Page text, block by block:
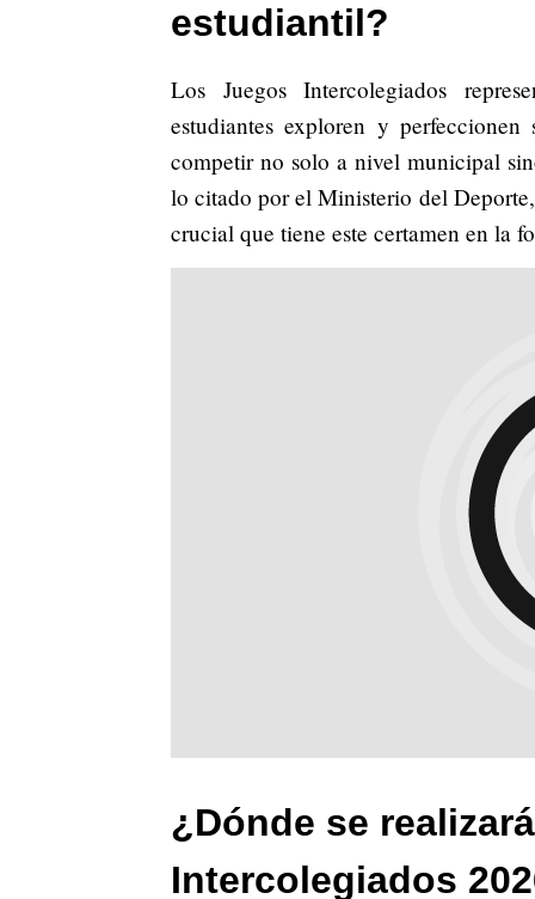
estudiantil?
Los Juegos Intercolegiados
estudiantes exploren y
competir no solo a nivel municipal
lo citado por el Ministerio del
crucial que tiene este certamen en la
¿Dónde se
Intercolegiados